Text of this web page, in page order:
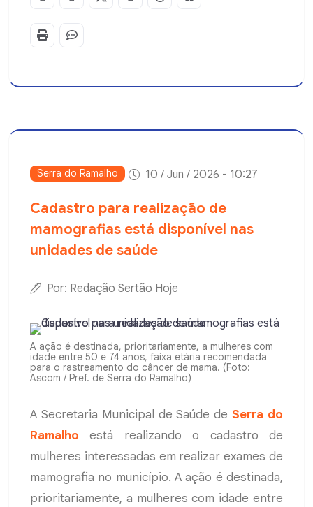
Serra do Ramalho 10 / Jun / 2026 - 10:27
Cadastro para realização de
mamografias está disponível nas
unidades de saúde
Por: Redação Sertão Hoje
A ação é destinada, prioritariamente, a mulheres com
idade entre 50 e 74 anos, faixa etária recomendada
para o rastreamento do câncer de mama. (Foto:
Ascom / Pref. de Serra do Ramalho)
A Secretaria Municipal de Saúde deSerra do
Ramalho está realizando o cadastro de
mulheres interessadas em realizar exames de
mamografia no município. A ação é destinada,
prioritariamente, a mulheres com idade entre